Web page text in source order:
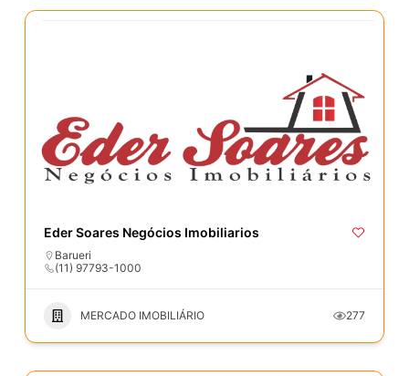
Eder Soares Negócios Imobiliarios
Barueri
(11) 97793-1000
MERCADO IMOBILIÁRIO 277